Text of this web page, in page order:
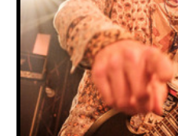
Nebula speelt stonerrock met een